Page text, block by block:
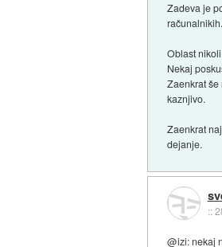
Zadeva je
računalnikih.
Oblast
Nekaj
Zaenkrat
kaznjivo.
Zaenkrat
dejanje.
::
@izi: nekaj